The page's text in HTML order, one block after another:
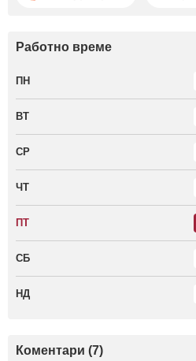
Работно време
ПН
ВТ
СР
ЧТ
ПТ
СБ
НД
Коментари (7)